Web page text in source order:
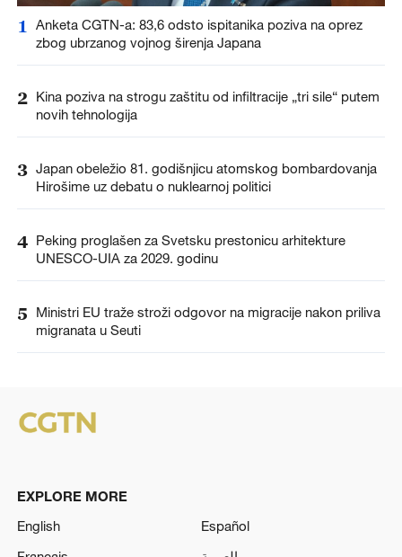
1
Anketa CGTN-a: 83,6 odsto ispitanika poziva na oprez
zbog ubrzanog vojnog širenja Japana
2 Kina poziva na strogu zaštitu od infiltracije „tri sile“ putem
novih tehnologija
3 Japan obeležio 81. godišnjicu atomskog bombardovanja
Hirošime uz debatu o nuklearnoj politici
4 Peking proglašen za Svetsku prestonicu arhitekture
UNESCO-UIA za 2029. godinu
5
Ministri EU traže stroži odgovor na migracije nakon priliva
migranata u Seuti
EXPLORE MORE
English
Español